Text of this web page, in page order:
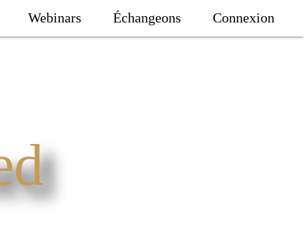
Webinars Échangeons Connexion